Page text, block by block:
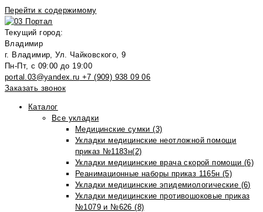
Перейти к содержимому
Текущий город:
Владимир
г. Владимир, Ул. Чайковского, 9
Пн-Пт, с 09:00 до 19:00
portal.03@yandex.ru +7 (909) 938 09 06
Заказать звонок
Каталог
Все укладки
Медицинские сумки (3)
Укладки медицинские неотложной помощи
приказ №1183н(2)
Укладки медицинские врача скорой помощи (6)
Реанимационные наборы приказ 1165н (5)
Укладки медицинские эпидемиологические (6)
Укладки медицинские противошоковые приказ
№1079 и №626 (8)